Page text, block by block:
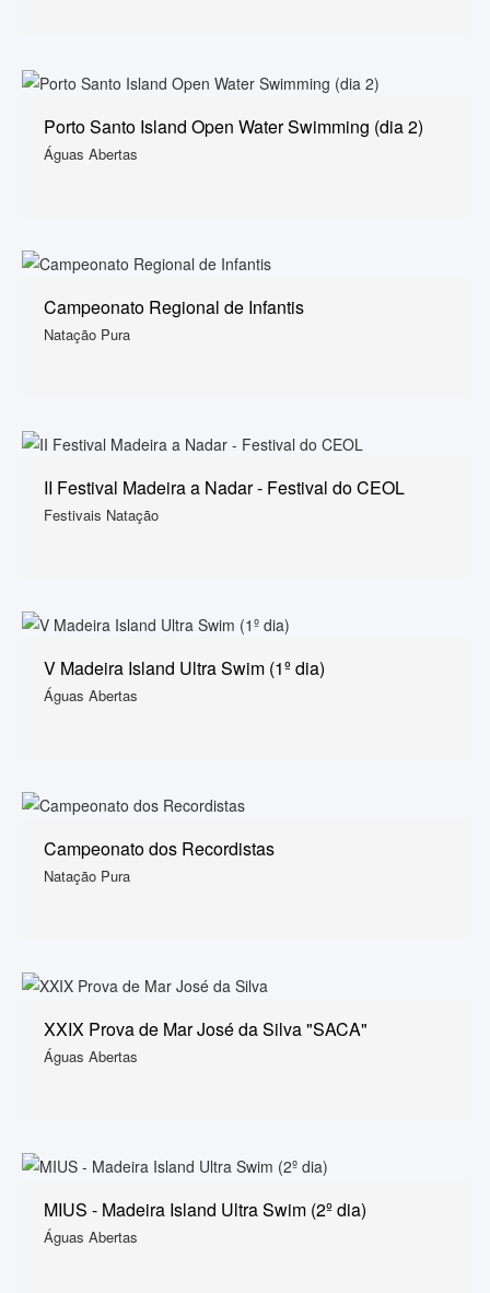
Porto Santo Island Open Water Swimming (dia 2)
Águas Abertas
Campeonato Regional de Infantis
Natação Pura
II Festival Madeira a Nadar - Festival do CEOL
Festivais Natação
V Madeira Island Ultra Swim (1º dia)
Águas Abertas
Campeonato dos Recordistas
Natação Pura
XXIX Prova de Mar José da Silva "SACA"
Águas Abertas
MIUS - Madeira Island Ultra Swim (2º dia)
Águas Abertas